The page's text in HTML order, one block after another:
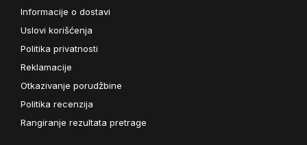
Informacije o dostavi
Uslovi korišćenja
Politika privatnosti
Reklamacije
Otkazivanje porudžbine
Politika recenzija
Rangiranje rezultata pretrage